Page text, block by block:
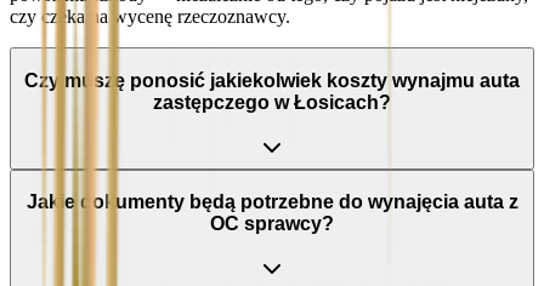
czy czeka na wycenę rzeczoznawcy.
Czy muszę ponosić jakiekolwiek koszty wynajmu auta
zastępczego w Łosicach?
Jakie dokumenty będą potrzebne do wynajęcia auta z
OC sprawcy?